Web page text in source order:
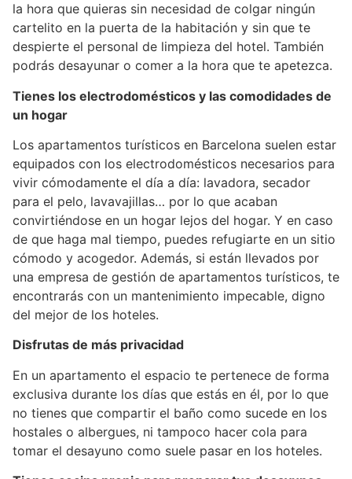
la hora que quieras sin necesidad de colgar ningún
cartelito en la puerta de la habitación y sin que te
despierte el personal de limpieza del hotel. También
podrás desayunar o comer a la hora que te apetezca.
Tienes los electrodomésticos y las comodidades de
un hogar
Los apartamentos turísticos en Barcelona suelen estar
equipados con los electrodomésticos necesarios para
vivir cómodamente el día a día: lavadora, secador
para el pelo, lavavajillas… por lo que acaban
convirtiéndose en un hogar lejos del hogar. Y en caso
de que haga mal tiempo, puedes refugiarte en un sitio
cómodo y acogedor. Además, si están llevados por
una empresa de gestión de apartamentos turísticos, te
encontrarás con un mantenimiento impecable, digno
del mejor de los hoteles.
Disfrutas de más privacidad
En un apartamento el espacio te pertenece de forma
exclusiva durante los días que estás en él, por lo que
no tienes que compartir el baño como sucede en los
hostales o albergues, ni tampoco hacer cola para
tomar el desayuno como suele pasar en los hoteles.